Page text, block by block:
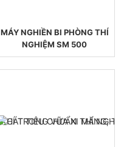
MÁY NGHIỀN BI PHÒNG THÍ
NGHIỆM SM 500